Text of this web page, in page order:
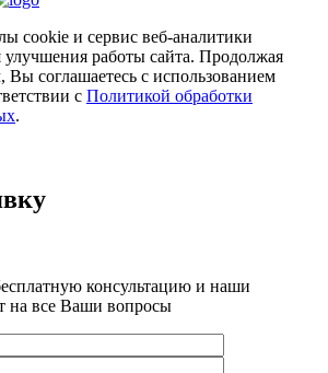
cookie и сервис веб-аналитики
работы сайта. Продолжая
Вы соглашаетесь с использованием
с Политикой обработки
.
консультацию и наши
на все Ваши вопросы